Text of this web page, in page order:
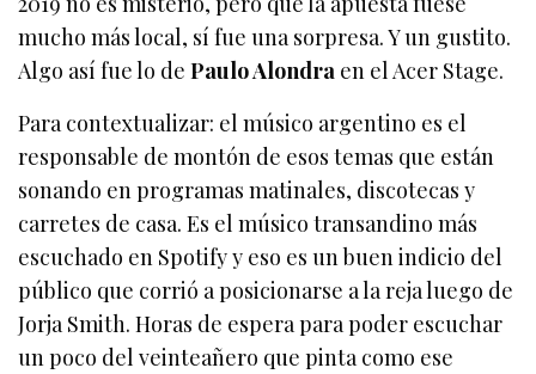
mucho más local, sí fue una sorpresa. Y un gustito.
Algo así fue lo dePaulo Alondra en el Acer Stage.
Para contextualizar: el músico argentino es el
responsable de montón de esos temas que están
sonando en programas matinales, discotecas y
carretes de casa. Es el músico transandino más
escuchado en Spotify y eso es un buen indicio del
público que corrió a posicionarse a la reja luego de
Jorja Smith. Horas de espera para poder escuchar
un poco del veinteañero que pinta como ese